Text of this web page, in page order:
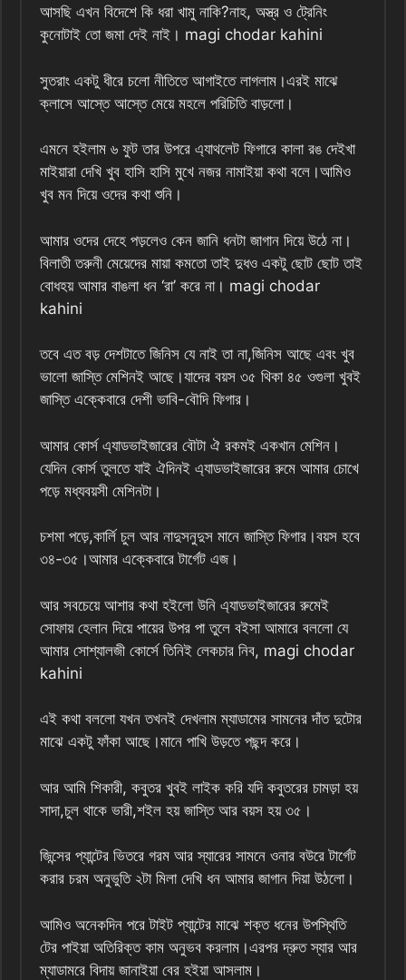
আসছি এখন বিদেশে কি ধরা খামু নাকি?নাহ, অস্ত্র ও ট্রেনিং
কুনোটাই তো জমা দেই নাই। magi chodar kahini
সুতরাং একটু ধীরে চলো নীতিতে আগাইতে লাগলাম।এরই মাঝে
ক্লাসে আস্তে আস্তে মেয়ে মহলে পরিচিতি বাড়লো।
এমনে হইলাম ৬ ফুট তার উপরে এ্যাথলেট ফিগারে কালা রঙ দেইখা
মাইয়ারা দেখি খুব হাসি হাসি মুখে নজর নামাইয়া কথা বলে।আমিও
খুব মন দিয়ে ওদের কথা শুনি।
আমার ওদের দেহে পড়লেও কেন জানি ধনটা জাগান দিয়ে উঠে না।
বিলাতী তরুনী মেয়েদের মায়া কমতো তাই দুধও একটু ছোট ছোট তাই
বোধহয় আমার বাঙলা ধন ‘রা’ করে না। magi chodar
kahini
তবে এত বড় দেশটাতে জিনিস যে নাই তা না,জিনিস আছে এবং খুব
ভালো জাস্তি মেশিনই আছে।যাদের বয়স ৩৫ থিকা ৪৫ ওগুলা খুবই
জাস্তি এক্কেবারে দেশী ভাবি-বৌদি ফিগার।
আমার কোর্স এ্যাডভাইজারের বৌটা ঐ রকমই একখান মেশিন।
যেদিন কোর্স তুলতে যাই ঐদিনই এ্যাডভাইজারের রুমে আমার চোখে
পড়ে মধ্যবয়সী মেশিনটা।
চশমা পড়ে,কার্লি চুল আর নাদুসনুদুস মানে জাস্তি ফিগার।বয়স হবে
৩৪-৩৫।আমার এক্কেবারে টার্গেট এজ।
আর সবচেয়ে আশার কথা হইলো উনি এ্যাডভাইজারের রুমেই
সোফায় হেলান দিয়ে পায়ের উপর পা তুলে বইসা আমারে বললো যে
আমার সোশ্যালজী কোর্সে তিনিই লেকচার নিব, magi chodar
kahini
এই কথা বললো যখন তখনই দেখলাম ম্যাডামের সামনের দাঁত দুটোর
মাঝে একটু ফাঁকা আছে।মানে পাখি উড়তে পছন্দ করে।
আর আমি শিকারী, কবুতর খুবই লাইক করি যদি কবুতরের চামড়া হয়
সাদা,চুল থাকে ভারী,শইল হয় জাস্তি আর বয়স হয় ৩৫।
জিন্সের প্যান্টের ভিতরে গরম আর স্যারের সামনে ওনার বউরে টার্গেট
করার চরম অনুভুতি ২টা মিলা দেখি ধন আমার জাগান দিয়া উঠলো।
আমিও অনেকদিন পরে টাইট প্যান্টের মাঝে শক্ত ধনের উপস্থিতি
টের পাইয়া অতিরিক্ত কাম অনুভব করলাম।এরপর দ্রুত স্যার আর
ম্যাডামরে বিদায় জানাইয়া বের হইয়া আসলাম।